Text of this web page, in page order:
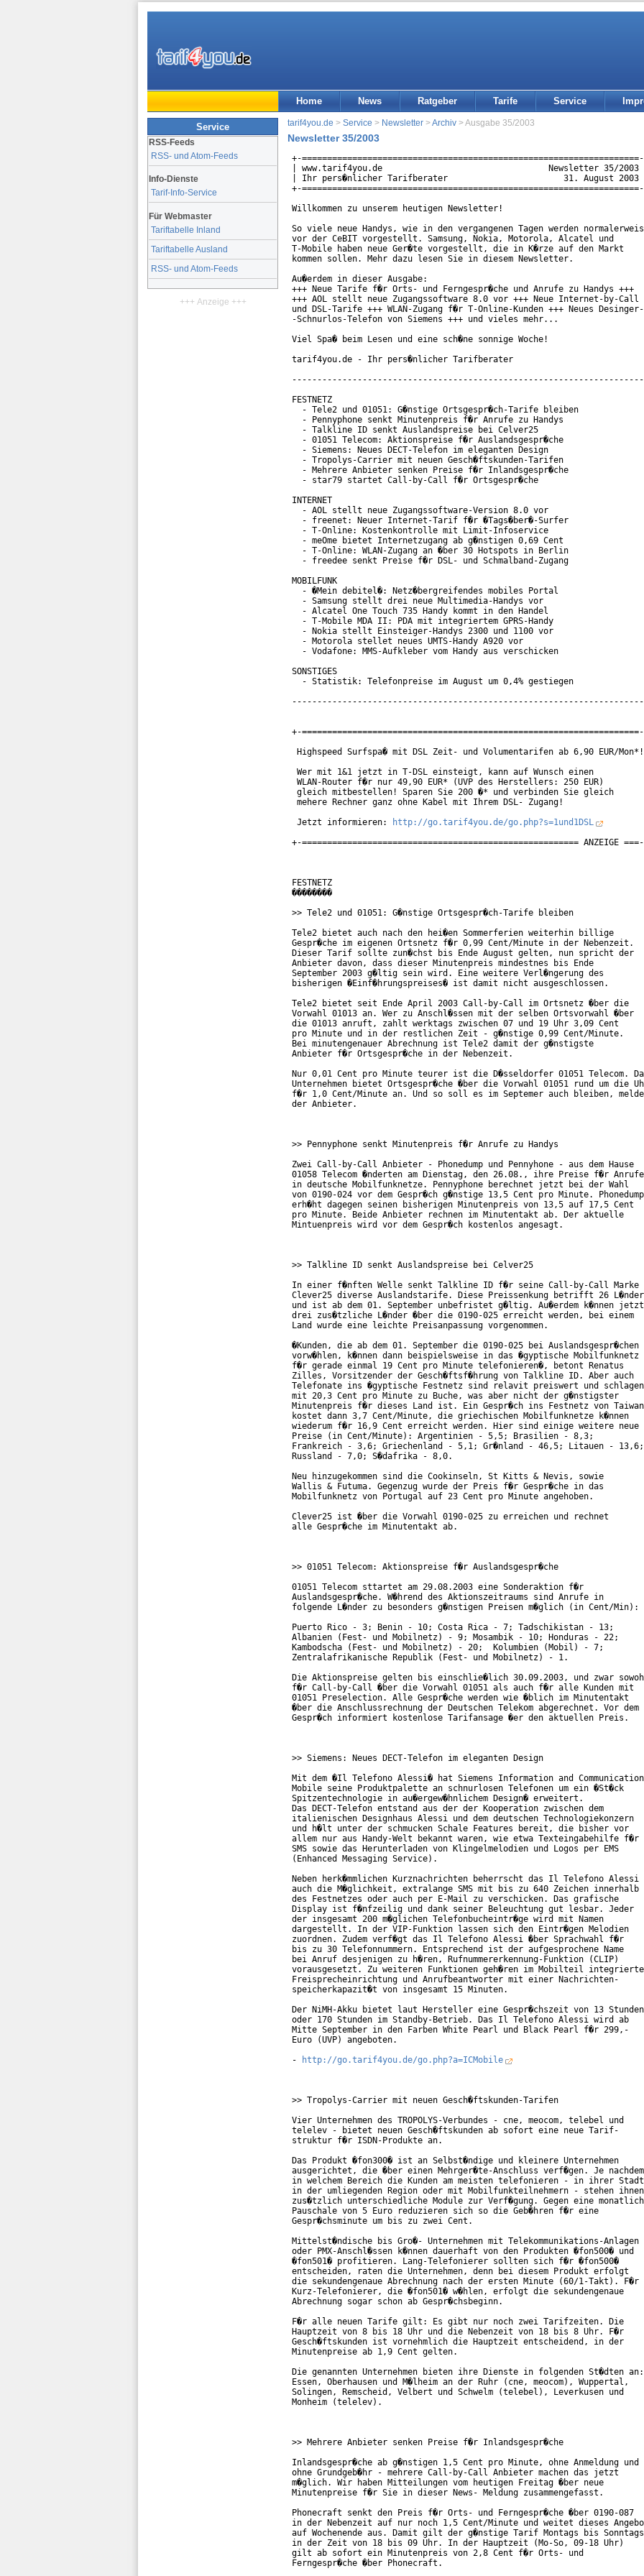
Home News Ratgeber Tarife Service
Service
RSS-Feeds
RSS- und Atom-Feeds
Info-Dienste
Tarif-Info-Service
Für Webmaster
Tariftabelle Inland
Tariftabelle Ausland
RSS- und Atom-Feeds
+++ Anzeige +++
tarif4you.de > Service > Newsletter > Archiv > Ausgabe 35/2003
Newsletter 35/2003
+-
| www.tarif4you.de                                 Newsletter 35/2003
| Ihr pers�nlicher Tarifberater                       31. August 2003
+-
Willkommen zu unserem heutigen Newsletter!
So viele neue Handys, wie in den vergangenen Tagen werden
vor der CeBIT vorgestellt. Samsung, Nokia, Motorola, Alcatel und
T-Mobile haben neue Ger�te vorgestellt, die in K�rze auf den Markt
kommen sollen. Mehr dazu lesen Sie in diesem Newsletter.
Au�erdem in dieser Ausgabe:
+++ Neue Tarife f�r Orts- und Ferngespr�che und Anrufe zu Handys +++
+++ AOL stellt neue Zugangssoftware 8.0 vor +++ Neue Internet-by-Call
und DSL-Tarife +++ WLAN-Zugang f�r T-Online-Kunden +++ Neues Desinger-
-Schnurlos-Telefon von Siemens +++ und vieles mehr...
Viel Spa� beim Lesen und eine sch�ne sonnige Woche!
tarif4you.de - Ihr pers�nlicher Tarifberater
FESTNETZ
  - Tele2 und 01051: G�nstige Ortsgespr�ch-Tarife bleiben
  - Pennyphone senkt Minutenpreis f�r Anrufe zu Handys
  - Talkline ID senkt Auslandspreise bei Celver25
  - 01051 Telecom: Aktionspreise f�r Auslandsgespr�che
  - Siemens: Neues DECT-Telefon im eleganten Design
  - Tropolys-Carrier mit neuen Gesch�ftskunden-Tarifen
  - Mehrere Anbieter senken Preise f�r Inlandsgespr�che
  - star79 startet Call-by-Call f�r Ortsgespr�che
INTERNET
  - AOL stellt neue Zugangssoftware-Version 8.0 vor
  - freenet: Neuer Internet-Tarif f�r �Tags�ber�-Surfer
  - T-Online: Kostenkontrolle mit Limit-Infoservice
  - meOme bietet Internetzugang ab g�nstigen 0,69 Cent
  - T-Online: WLAN-Zugang an �ber 30 Hotspots in Berlin
  - freedee senkt Preise f�r DSL- und Schmalband-Zugang
MOBILFUNK
  - �Mein debitel�: Netz�bergreifendes mobiles Portal
  - Samsung stellt drei neue Multimedia-Handys vor
  - Alcatel One Touch 735 Handy kommt in den Handel
  - T-Mobile MDA II: PDA mit integriertem GPRS-Handy
  - Nokia stellt Einsteiger-Handys 2300 und 1100 vor
  - Motorola stellet neues UMTS-Handy A920 vor
  - Vodafone: MMS-Aufkleber vom Handy aus verschicken
SONSTIGES
  - Statistik: Telefonpreise im August um 0,4% gestiegen
+-
Highspeed Surfspa� mit DSL Zeit- und Volumentarifen ab 6,90 EUR/Mon*!
Wer mit 1&1 jetzt in T-DSL einsteigt, kann auf Wunsch einen
WLAN-Router f�r nur 49,90 EUR* (UVP des Herstellers: 250 EUR)
gleich mitbestellen! Sparen Sie 200 �* und verbinden Sie gleich
mehere Rechner ganz ohne Kabel mit Ihrem DSL- Zugang!
Jetzt informieren:
http://go.tarif4you.de/go.php?s=1und1DSL
+-======================================================= ANZEIGE
FESTNETZ
��������
>> Tele2 und 01051: G�nstige Ortsgespr�ch-Tarife bleiben
Tele2 bietet auch nach den hei�en Sommerferien weiterhin billige
Gespr�che im eigenen Ortsnetz f�r 0,99 Cent/Minute in der Nebenzeit.
Dieser Tarif sollte zun�chst bis Ende August gelten, nun spricht der
Anbieter davon, dass dieser Minutenpreis mindestnes bis Ende
September 2003 g�ltig sein wird. Eine weitere Verl�ngerung des
bisherigen �Einf�hrungspreises� ist damit nicht ausgeschlossen.
Tele2 bietet seit Ende April 2003 Call-by-Call im Ortsnetz �ber die
Vorwahl 01013 an. Wer zu Anschl�ssen mit der selben Ortsvorwahl �ber
die 01013 anruft, zahlt werktags zwischen 07 und 19 Uhr 3,09 Cent
pro Minute und in der restlichen Zeit - g�nstige 0,99 Cent/Minute.
Bei minutengenauer Abrechnung ist Tele2 damit der g�nstigste
Anbieter f�r Ortsgespr�che in der Nebenzeit.
Nur 0,01 Cent pro Minute teurer ist die D�sseldorfer 01051 Telecom.
Unternehmen bietet Ortsgespr�che �ber die Vorwahl 01051 rund um die
f�r 1,0 Cent/Minute an. Und so soll es im Septemer auch bleiben,
der Anbieter.
>> Pennyphone senkt Minutenpreis f�r Anrufe zu Handys
Zwei Call-by-Call Anbieter - Phonedump und Pennyhone - aus dem Hause
01058 Telecom �nderten am Dienstag, den 26.08., ihre Preise f�r Anrufe
in deutsche Mobilfunknetze. Pennyphone berechnet jetzt bei der Wahl
von 0190-024 vor dem Gespr�ch g�nstige 13,5 Cent pro Minute. Phonedump
erh�ht dagegen seinen bisherigen Minutenpreis von 13,5 auf 17,5 Cent
pro Minute. Beide Anbieter rechnen im Minutentakt ab. Der aktuelle
Mintuenpreis wird vor dem Gespr�ch kostenlos angesagt.
>> Talkline ID senkt Auslandspreise bei Celver25
In einer f�nften Welle senkt Talkline ID f�r seine Call-by-Call Marke
Clever25 diverse Auslandstarife. Diese Preissenkung betrifft 26 L�nder
und ist ab dem 01. September unbefristet g�ltig. Au�erdem k�nnen jetzt
drei zus�tzliche L�nder �ber die 0190-025 erreicht werden, bei einem
Land wurde eine leichte Preisanpassung vorgenommen.
�Kunden, die ab dem 01. September die 0190-025 bei Auslandsgespr�chen
vorw�hlen, k�nnen dann beispielsweise in das �gyptische Mobilfunknetz
f�r gerade einmal 19 Cent pro Minute telefonieren�, betont Renatus
Zilles, Vorsitzender der Gesch�ftsf�hrung von Talkline ID. Aber auch
Telefonate ins �gyptische Festnetz sind relavit preiswert und schlagen
mit 20,3 Cent pro Minute zu Buche, was aber nicht der g�nstigster
Minutenpreis f�r dieses Land ist. Ein Gespr�ch ins Festnetz von Taiwan
kostet dann 3,7 Cent/Minute, die griechischen Mobilfunknetze k�nnen
wiederum f�r 16,9 Cent erreicht werden. Hier sind einige weitere neue
Preise (in Cent/Minute): Argentinien - 5,5; Brasilien - 8,3;
Frankreich - 3,6; Griechenland - 5,1; Gr�nland - 46,5; Litauen - 13,6;
Russland - 7,0; S�dafrika - 8,0.
Neu hinzugekommen sind die Cookinseln, St Kitts & Nevis, sowie
Wallis & Futuma. Gegenzug wurde der Preis f�r Gespr�che in das
Mobilfunknetz von Portugal auf 23 Cent pro Minute angehoben.
Clever25 ist �ber die Vorwahl 0190-025 zu erreichen und rechnet
alle Gespr�che im Minutentakt ab.
>> 01051 Telecom: Aktionspreise f�r Auslandsgespr�che
01051 Telecom sttartet am 29.08.2003 eine Sonderaktion f�r
Auslandsgespr�che. W�hrend des Aktionszeitraums sind Anrufe in
folgende L�nder zu besonders g�nstigen Preisen m�glich (in Cent/Min):
Puerto Rico - 3; Benin - 10; Costa Rica - 7; Tadschikistan - 13;
Albanien (Fest- und Mobilnetz) - 9; Mosambik - 10; Honduras - 22;
Kambodscha (Fest- und Mobilnetz) - 20;  Kolumbien (Mobil) - 7;
Zentralafrikanische Republik (Fest- und Mobilnetz) - 1.
Die Aktionspreise gelten bis einschlie�lich 30.09.2003, und zwar
f�r Call-by-Call �ber die Vorwahl 01051 als auch f�r alle Kunden mit
01051 Preselection. Alle Gespr�che werden wie �blich im Minutentakt
�ber die Anschlussrechnung der Deutschen Telekom abgerechnet. Vor dem
Gespr�ch informiert kostenlose Tarifansage �er den aktuellen Preis.
>> Siemens: Neues DECT-Telefon im eleganten Design
Mit dem �Il Telefono Alessi� hat Siemens Information and Communication
Mobile seine Produktpalette an schnurlosen Telefonen um ein �St�ck
Spitzentechnologie in au�ergew�hnlichem Design� erweitert.
Das DECT-Telefon entstand aus der der Kooperation zwischen dem
italienischen Designhaus Alessi und dem deutschen Technologiekonzern
und h�lt unter der schmucken Schale Features bereit, die bisher vor
allem nur aus Handy-Welt bekannt waren, wie etwa Texteingabehilfe f�r
SMS sowie das Herunterladen von Klingelmelodien und Logos per EMS
(Enhanced Messaging Service).
Neben herk�mmlichen Kurznachrichten beherrscht das Il Telefono Alessi
auch die M�glichkeit, extralange SMS mit bis zu 640 Zeichen innerhalb
des Festnetzes oder auch per E-Mail zu verschicken. Das grafische
Display ist f�nfzeilig und dank seiner Beleuchtung gut lesbar. Jeder
der insgesamt 200 m�glichen Telefonbucheintr�ge wird mit Namen
dargestellt. In der VIP-Funktion lassen sich den Eintr�gen Melodien
zuordnen. Zudem verf�gt das Il Telefono Alessi �ber Sprachwahl f�r
bis zu 30 Telefonnummern. Entsprechend ist der aufgesprochene Name
bei Anruf desjenigen zu h�ren, Rufnummererkennung-Funktion (CLIP)
vorausgesetzt. Zu weiteren Funktionen geh�ren im Mobilteil integrierte
Freisprecheinrichtung und Anrufbeantworter mit einer Nachrichten-
speicherkapazit�t von insgesamt 15 Minuten.
Der NiMH-Akku bietet laut Hersteller eine Gespr�chszeit von 13 Stunden
oder 170 Stunden im Standby-Betrieb. Das Il Telefono Alessi wird ab
Mitte September in den Farben White Pearl und Black Pearl f�r 299,-
Euro (UVP) angeboten.
-
http://go.tarif4you.de/go.php?a=ICMobile
>> Tropolys-Carrier mit neuen Gesch�ftskunden-Tarifen
Vier Unternehmen des TROPOLYS-Verbundes - cne, meocom, telebel und
telelev - bietet neuen Gesch�ftskunden ab sofort eine neue Tarif-
struktur f�r ISDN-Produkte an.
Das Produkt �fon300� ist an Selbst�ndige und kleinere Unternehmen
ausgerichtet, die �ber einen Mehrger�te-Anschluss verf�gen. Je nachdem
in welchem Bereich die Kunden am meisten telefonieren - in ihrer
in der umliegenden Region oder mit Mobilfunkteilnehmern - stehen ihnen
zus�tzlich unterschiedliche Module zur Verf�gung. Gegen eine
Pauschale von 5 Euro reduzieren sich so die Geb�hren f�r eine
Gespr�chsminute um bis zu zwei Cent.
Mittelst�ndische bis Gro�- Unternehmen mit Telekommunikations-Anlagen
oder PMX-Anschl�ssen k�nnen dauerhaft von den Produkten �fon500� und
�fon501� profitieren. Lang-Telefonierer sollten sich f�r �fon500�
entscheiden, raten die Unternehmen, denn bei diesem Produkt erfolgt
die sekundengenaue Abrechnung nach der ersten Minute (60/1-Takt). F�r
Kurz-Telefonierer, die �fon501� w�hlen, erfolgt die sekundengenaue
Abrechnung sogar schon ab Gespr�chsbeginn.
F�r alle neuen Tarife gilt: Es gibt nur noch zwei Tarifzeiten. Die
Hauptzeit von 8 bis 18 Uhr und die Nebenzeit von 18 bis 8 Uhr. F�r
Gesch�ftskunden ist vornehmlich die Hauptzeit entscheidend, in der
Minutenpreise ab 1,9 Cent gelten.
Die genannten Unternehmen bieten ihre Dienste in folgenden St�dten an:
Essen, Oberhausen und M�lheim an der Ruhr (cne, meocom), Wuppertal,
Solingen, Remscheid, Velbert und Schwelm (telebel), Leverkusen und
Monheim (telelev).
>> Mehrere Anbieter senken Preise f�r Inlandsgespr�che
Inlandsgespr�che ab g�nstigen 1,5 Cent pro Minute, ohne Anmeldung und
ohne Grundgeb�hr - mehrere Call-by-Call Anbieter machen das jetzt
m�glich. Wir haben Mitteilungen vom heutigen Freitag �ber neue
Minutenpreise f�r Sie in dieser News- Meldung zusammengefasst.
Phonecraft senkt den Preis f�r Orts- und Ferngespr�che �ber 0190-087
in der Nebenzeit auf nur noch 1,5 Cent/Minute und weitet dieses
auf Wochenende aus. Damit gilt der g�nstige Tarif Montags bis Sonntags
in der Zeit von 18 bis 09 Uhr. In der Hauptzeit (Mo-So, 09-18 Uhr)
gilt ab sofort ein Minutenpreis von 2,8 Cent f�r Orts- und
Ferngespr�che �ber Phonecraft.